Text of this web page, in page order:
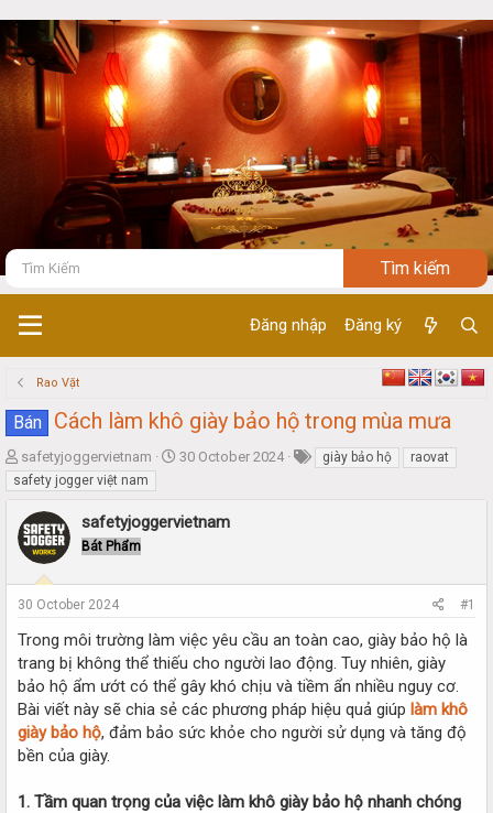
Đăng nhập Đăng ký
Rao Vặt
Bán Cách làm khô giày bảo hộ trong mùa mưa
T
h
r
e
a
d
a
r
t
e
r
safetyjoggervietnam
S
r
30 October 2024 giày bảo hộ
raovat
safety jogger việt nam
safetyjoggervietnam
Bát Phẩm
30 October 2024 #1
Trong môi trường làm việc yêu cầu an toàn cao, giày bảo hộ là
trang bị không thể thiếu cho người lao động. Tuy nhiên, giày
bảo hộ ẩm ướt có thể gây khó chịu và tiềm ẩn nhiều nguy cơ.
Bài viết này sẽ chia sẻ các phương pháp hiệu quả giúp làm khô
giày bảo hộ, đảm bảo sức khỏe cho người sử dụng và tăng độ
bền của giày.
1. Tầm quan trọng của việc làm khô giày bảo hộ nhanh chóng